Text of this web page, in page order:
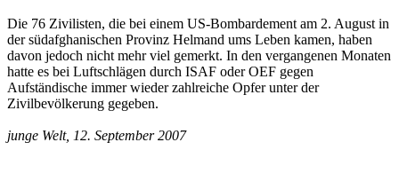
Die 76 Zivilisten, die bei einem US-Bombardement am 2. August in
der südafghanischen Provinz Helmand ums Leben kamen, haben
davon jedoch nicht mehr viel gemerkt. In den vergangenen Monaten
hatte es bei Luftschlägen durch ISAF oder OEF gegen
Aufständische immer wieder zahlreiche Opfer unter der
Zivilbevölkerung gegeben.
junge Welt, 12. September 2007